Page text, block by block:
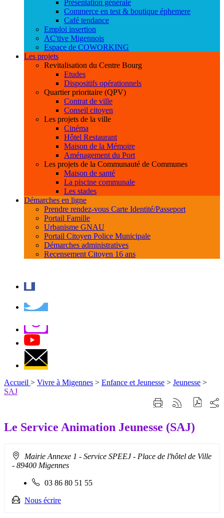
Présentation générale
Commerce en test & boutique éphemere
Café tendance
Emploi insertion
AC'tive Migennois
Espace de COWORKING
Les projets
Revitalisation du Centre Bourg
Etudes
Dispositifs opérationnels
Quartier prioritaire (QPV)
Contrat de ville
Conseil citoyen
Les projets de la ville
Cinéma
Hôtel Restaurant
Maison de la Mémoire
Aménagement du Port
Les projets de la Communauté de Communes
Maison de santé
La piscine communale
Les stades
Démarches en ligne
Prendre rendez-vous Carte Identité/Passeport
Portail Famille
Urbanisme GNAU
Portail Citoyen Police Municipale
Démarches administratives
Recensement Citoyen 16 ans
Accueil > Vivre à Migennes > Enfance et Jeunesse > Jeunesse >
SAJ
ImprimerGénérer
RSS
sur
Le Service Animation Jeunesse (SAJ)
Adresse
:
Mairie Annexe 1 - Service SPEEJ - Place de l'hôtel de Ville
- 89400 Migennes
Téléphone
:
03 86 80 51 55
Nous écrire